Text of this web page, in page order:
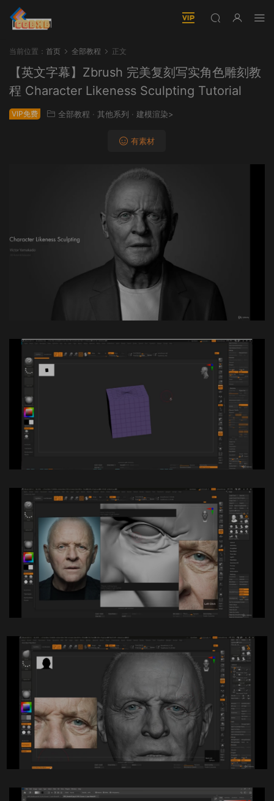
当前位置： 首页 全部教程 正文
【英文字幕】Zbrush 完美复刻写实角色雕刻教
程 Character Likeness Sculpting Tutorial
VIP免费 全部教程 · 其他系列 · 建模渲染>
有素材